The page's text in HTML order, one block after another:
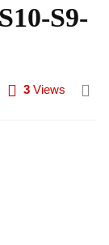
S9-
3 Views